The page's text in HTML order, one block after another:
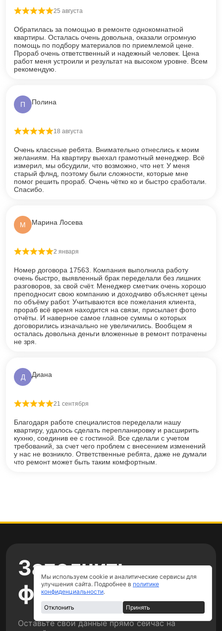
Оценка5из 5
25 августа
Обратилась за помощью в ремонте однокомнатной
квартиры. Осталась очень довольна, оказали огромную
помощь по подбору материалов по приемлемой цене.
Прораб очень ответственный и надежный человек. Цена
работ меня устроили и результат на высоком уровне. Всем
рекомендую.
П Полина
Оценка5из 5
18 августа
Очень классные ребята. Внимательно отнеслись к моим
желаниям. На квартиру выехал грамотный менеджер. Всё
измерил, мы обсудили, что возможно, что нет. У меня
старый флнд, поэтому были сложности, которые мне
помог решить прораб. Очень чётко ко и быстро сработали.
Спасибо.
М Марина Лосева
Оценка5из 5
2 января
Номер договора 17563. Компания выполнила работу
очень быстро, выявленный брак переделали без лишних
разговоров, за свой счёт. Менеджер сметчик очень хорошо
преподносит свою компанию и доходчиво объясняет цены
по объёму работ. Учитываются все пожелания клиента,
прораб всё время находится на связи, присылает фото
отчёты. И наверное самое главное суммы о которых
договорились изначально не увеличились. Вообщем я
осталась довольна деньги вложенные в ремонт потрачены
не зря.
Д Диана
Оценка5из 5
21 сентября
Благодаря работе специалистов переделали нашу
квартиру, удалось сделать перепланировку и расширить
кухню, соединив ее с гостиной. Все сделали с учетом
требований, за счет чего проблем с внесением изменений
у нас не возникло. Ответственные ребята, даже не думали
что ремонт может быть таким комфортным.
Заполнить
форму
Оставьте свои данные прямо сейчас на
Мы используем cookie и аналитические сервисы для
улучшения сайта. Подробнее в политике
конфиденциальности.
Отклонить Принять